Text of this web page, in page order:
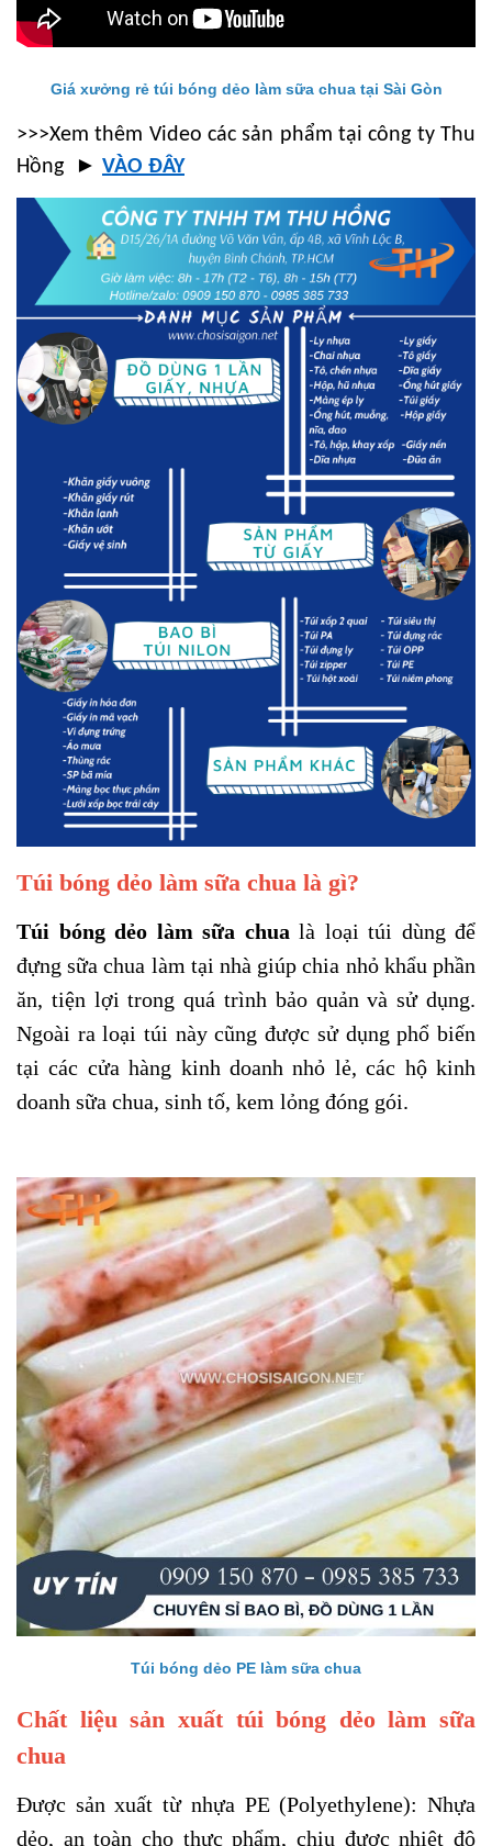
Giá xưởng rẻ túi bóng dẻo làm sữa chua tại Sài Gòn
>>>Xem thêm Video các sản phẩm tại công ty Thu
Hồng
► VÀO ĐÂY
Túi bóng dẻo làm sữa chua là gì?
Túi bóng dẻo làm sữa chua là loại túi dùng để
đựng sữa chua làm tại nhà giúp chia nhỏ khẩu phần
ăn, tiện lợi trong quá trình bảo quản và sử dụng.
Ngoài ra loại túi này cũng được sử dụng phổ biến
tại các cửa hàng kinh doanh nhỏ lẻ, các hộ kinh
doanh sữa chua, sinh tố, kem lỏng đóng gói.
Túi bóng dẻo PE làm sữa chua
Chất liệu sản xuất túi bóng dẻo làm sữa
chua
Được sản xuất từ nhựa PE (Polyethylene): Nhựa
dẻo, an toàn cho thực phẩm, chịu được nhiệt độ